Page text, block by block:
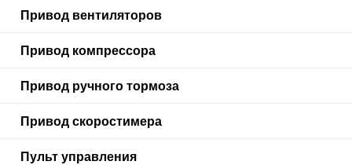
Привод вентиляторов
Привод компрессора
Привод ручного тормоза
Привод скоростимера
Пульт управления